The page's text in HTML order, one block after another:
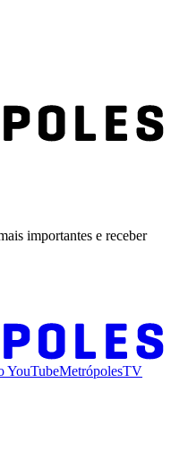
importantes e receber
YouTubeMetrópolesTV